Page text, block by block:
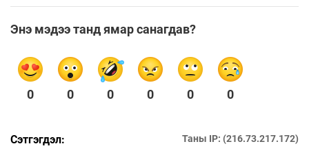
Энэ мэдээ танд ямар санагдав?
0 0 0 0 0 0
Сэтгэгдэл: Таны IP: (216.73.217.172)